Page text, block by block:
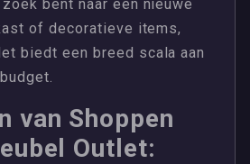
bent naar een nieuwe
of decoratieve items,
biedt een breed scala aan
van Shoppen
Outlet: